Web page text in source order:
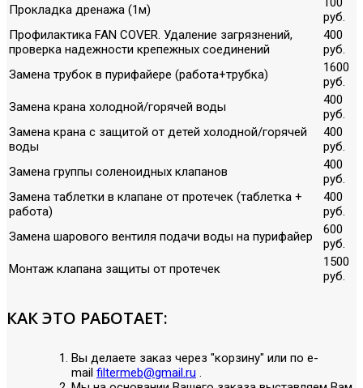
Прокладка дренажа (1м)
руб.
Профилактика FAN COVER. Удаление загрязнений,
проверка надежности крепежных соединений
400
руб.
Замена трубок в пурифайере (работа+трубка)
1600
руб.
Замена крана холодной/горячей воды
400
руб.
Замена крана с защитой от детей холодной/горячей
воды
400
руб.
Замена группы соленоидных клапанов
400
руб.
Замена таблетки в клапане от протечек (таблетка +
работа)
400
руб.
Замена шарового вентиля подачи воды на пурифайер
600
руб.
Монтаж клапана защиты от протечек
1500
руб.
КАК ЭТО РАБОТАЕТ:
Вы делаете заказ через "корзину" или по е-
mail filtermeb@gmail.ru .